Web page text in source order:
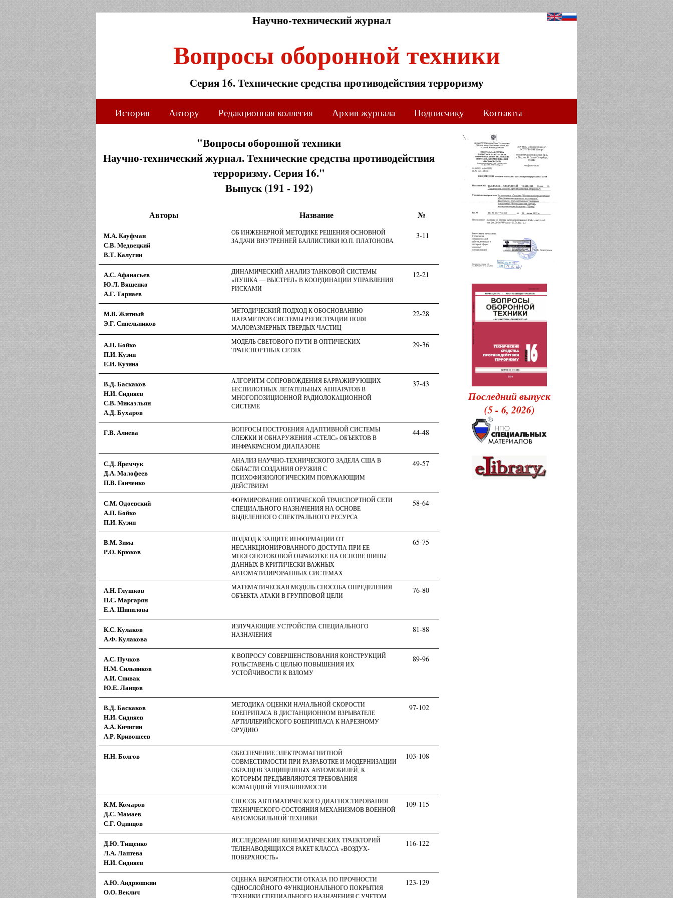
Научно-технический журнал
Вопросы оборонной техники
Серия 16. Технические средства противодействия терроризму
История Автору Редакционная коллегия Архив журнала Подписчику Контакты
"Вопросы оборонной техники
Научно-технический журнал. Технические средства противодействия
терроризму. Серия 16."
Выпуск (191 - 192)
Авторы Название №
М.А. Кауфман
С.В. Медвецкий
В.Т. Калугин
ОБ ИНЖЕНЕРНОЙ МЕТОДИКЕ РЕШЕНИЯ ОСНОВНОЙ
ЗАДАЧИ ВНУТРЕННЕЙ БАЛЛИСТИКИ Ю.П. ПЛАТОНОВА
3-11
А.С. Афанасьев
Ю.Л. Вященко
А.Г. Тарнаев
ДИНАМИЧЕСКИЙ АНАЛИЗ ТАНКОВОЙ СИСТЕМЫ
«ПУШКА — ВЫСТРЕЛ» В КООРДИНАЦИИ УПРАВЛЕНИЯ
РИСКАМИ
12-21
М.В. Житный
Э.Г. Синельников
МЕТОДИЧЕСКИЙ ПОДХОД К ОБОСНОВАНИЮ
ПАРАМЕТРОВ СИСТЕМЫ РЕГИСТРАЦИИ ПОЛЯ
МАЛОРАЗМЕРНЫХ ТВЕРДЫХ ЧАСТИЦ
22-28
А.П. Бойко
П.И. Кузин
Е.И. Кузина
МОДЕЛЬ СВЕТОВОГО ПУТИ В ОПТИЧЕСКИХ
ТРАНСПОРТНЫХ СЕТЯХ
29-36
В.Д. Баскаков
Н.И. Сидняев
С.В. Микаэльян
А.Д. Бухаров
АЛГОРИТМ СОПРОВОЖДЕНИЯ БАРРАЖИРУЮЩИХ
БЕСПИЛОТНЫХ ЛЕТАТЕЛЬНЫХ АППАРАТОВ В
МНОГОПОЗИЦИОННОЙ РАДИОЛОКАЦИОННОЙ
СИСТЕМЕ
37-43
Г.В. Алиева
ВОПРОСЫ ПОСТРОЕНИЯ АДАПТИВНОЙ СИСТЕМЫ
СЛЕЖКИ И ОБНАРУЖЕНИЯ «СТЕЛС» ОБЪЕКТОВ В
ИНФРАКРАСНОМ ДИАПАЗОНЕ
44-48
С.Д. Яремчук
Д.А. Малофеев
П.В. Ганченко
АНАЛИЗ НАУЧНО-ТЕХНИЧЕСКОГО ЗАДЕЛА США В
ОБЛАСТИ СОЗДАНИЯ ОРУЖИЯ С
ПСИХОФИЗИОЛОГИЧЕСКИМ ПОРАЖАЮЩИМ
ДЕЙСТВИЕМ
49-57
С.М. Одоевский
А.П. Бойко
П.И. Кузин
ФОРМИРОВАНИЕ ОПТИЧЕСКОЙ ТРАНСПОРТНОЙ СЕТИ
СПЕЦИАЛЬНОГО НАЗНАЧЕНИЯ НА ОСНОВЕ
ВЫДЕЛЕННОГО СПЕКТРАЛЬНОГО РЕСУРСА
58-64
В.М. Зима
Р.О. Крюков
ПОДХОД К ЗАЩИТЕ ИНФОРМАЦИИ ОТ
НЕСАНКЦИОНИРОВАННОГО ДОСТУПА ПРИ ЕЕ
МНОГОПОТОКОВОЙ ОБРАБОТКЕ НА ОСНОВЕ ШИНЫ
ДАННЫХ В КРИТИЧЕСКИ ВАЖНЫХ
АВТОМАТИЗИРОВАННЫХ СИСТЕМАХ
65-75
А.Н. Глушков
П.С. Маргарян
Е.А. Шипилова
МАТЕМАТИЧЕСКАЯ МОДЕЛЬ СПОСОБА ОПРЕДЕЛЕНИЯ
ОБЪЕКТА АТАКИ В ГРУППОВОЙ ЦЕЛИ
76-80
К.С. Кулаков
А.Ф. Кулакова
ИЗЛУЧАЮЩИЕ УСТРОЙСТВА СПЕЦИАЛЬНОГО
НАЗНАЧЕНИЯ
81-88
А.С. Пучков
Н.М. Сильников
А.И. Спивак
Ю.Е. Ланцов
К ВОПРОСУ СОВЕРШЕНСТВОВАНИЯ КОНСТРУКЦИЙ
РОЛЬСТАВЕНЬ С ЦЕЛЬЮ ПОВЫШЕНИЯ ИХ
УСТОЙЧИВОСТИ К ВЗЛОМУ
89-96
В.Д. Баскаков
Н.И. Сидняев
А.А. Кичигин
А.Р. Кривошеев
МЕТОДИКА ОЦЕНКИ НАЧАЛЬНОЙ СКОРОСТИ
БОЕПРИПАСА В ДИСТАНЦИОННОМ ВЗРЫВАТЕЛЕ
АРТИЛЛЕРИЙСКОГО БОЕПРИПАСА К НАРЕЗНОМУ
ОРУДИЮ
97-102
Н.Н. Болгов
ОБЕСПЕЧЕНИЕ ЭЛЕКТРОМАГНИТНОЙ
СОВМЕСТИМОСТИ ПРИ РАЗРАБОТКЕ И МОДЕРНИЗАЦИИ
ОБРАЗЦОВ ЗАЩИЩЕННЫХ АВТОМОБИЛЕЙ, К
КОТОРЫМ ПРЕДЪЯВЛЯЮТСЯ ТРЕБОВАНИЯ
КОМАНДНОЙ УПРАВЛЯЕМОСТИ
103-108
К.М. Комаров
Д.С. Мамаев
С.Г. Одинцов
СПОСОБ АВТОМАТИЧЕСКОГО ДИАГНОСТИРОВАНИЯ
ТЕХНИЧЕСКОГО СОСТОЯНИЯ МЕХАНИЗМОВ ВОЕННОЙ
АВТОМОБИЛЬНОЙ ТЕХНИКИ
109-115
Д.Ю. Тищенко
Л.А. Лаптева
Н.И. Сидняев
ИССЛЕДОВАНИЕ КИНЕМАТИЧЕСКИХ ТРАЕКТОРИЙ
ТЕЛЕНАВОДЯЩИХСЯ РАКЕТ КЛАССА «ВОЗДУХ-
ПОВЕРХНОСТЬ»
116-122
А.Ю. Андрюшкин
О.О. Веклич
ОЦЕНКА ВЕРОЯТНОСТИ ОТКАЗА ПО ПРОЧНОСТИ
ОДНОСЛОЙНОГО ФУНКЦИОНАЛЬНОГО ПОКРЫТИЯ
ТЕХНИКИ СПЕЦИАЛЬНОГО НАЗНАЧЕНИЯ С УЧЕТОМ
123-129
Последний выпуск
(5 - 6, 2026)